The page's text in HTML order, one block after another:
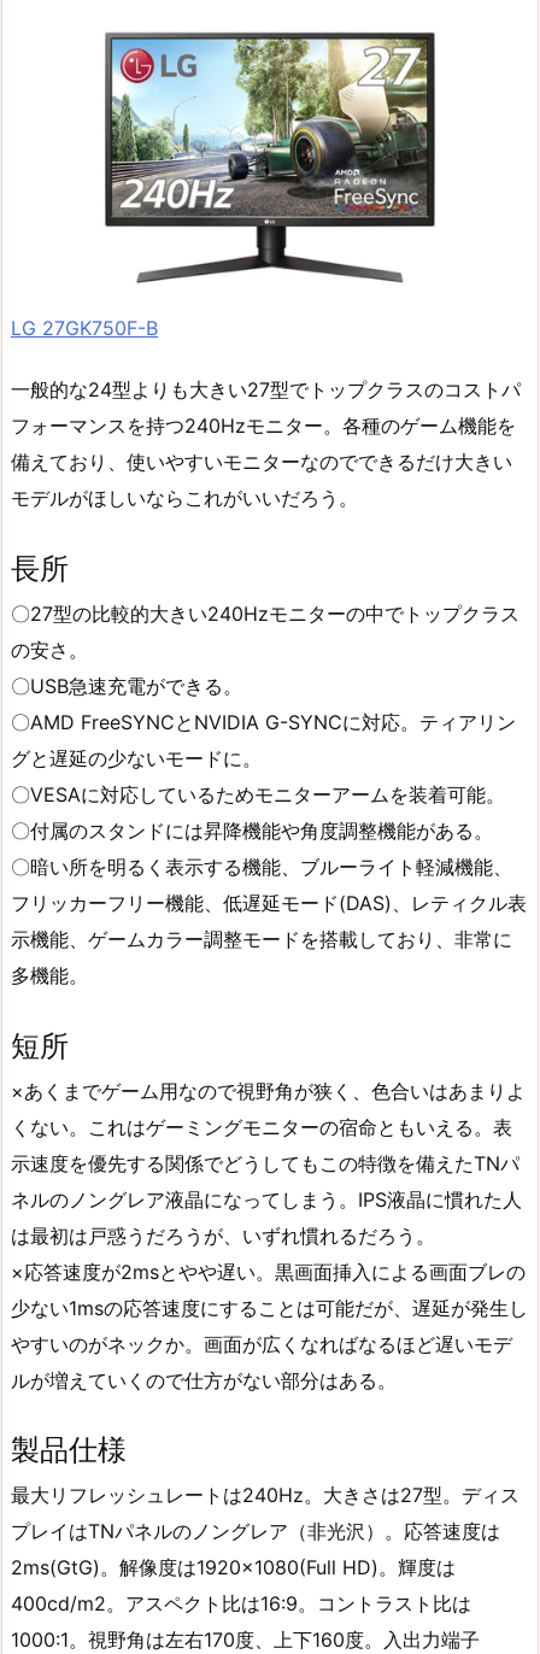
LG 27GK750F-B
一般的な24型よりも大きい27型でトップクラスのコストパ
フォーマンスを持つ240Hzモニター。各種のゲーム機能を
備えており、使いやすいモニターなのでできるだけ大きい
モデルがほしいならこれがいいだろう。
長所
〇27型の比較的大きい240Hzモニターの中でトップクラス
の安さ。
〇USB急速充電ができる。
〇AMD FreeSYNCとNVIDIA G-SYNCに対応。ティアリン
グと遅延の少ないモードに。
〇VESAに対応しているためモニターアームを装着可能。
〇付属のスタンドには昇降機能や角度調整機能がある。
〇暗い所を明るく表示する機能、ブルーライト軽減機能、
フリッカーフリー機能、低遅延モード(DAS)、レティクル表
示機能、ゲームカラー調整モードを搭載しており、非常に
多機能。
短所
×あくまでゲーム用なので視野角が狭く、色合いはあまりよ
くない。これはゲーミングモニターの宿命ともいえる。表
示速度を優先する関係でどうしてもこの特徴を備えたTNパ
ネルのノングレア液晶になってしまう。IPS液晶に慣れた人
は最初は戸惑うだろうが、いずれ慣れるだろう。
×応答速度が2msとやや遅い。黒画面挿入による画面ブレの
少ない1msの応答速度にすることは可能だが、遅延が発生し
やすいのがネックか。画面が広くなればなるほど遅いモデ
ルが増えていくので仕方がない部分はある。
製品仕様
最大リフレッシュレートは240Hz。大きさは27型。ディス
プレイはTNパネルのノングレア（非光沢）。応答速度は
2ms(GtG)。解像度は1920×1080(Full HD)。輝度は
400cd/m2。アスペクト比は16:9。コントラスト比は
1000:1。視野角は左右170度、上下160度。入出力端子